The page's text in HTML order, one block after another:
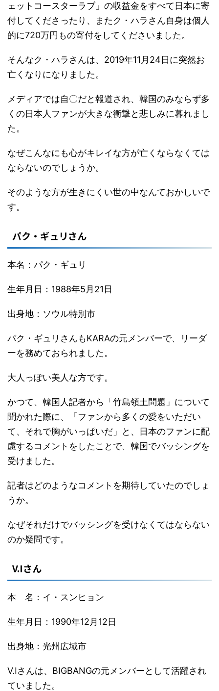
ェットコースターラブ」の収益金をすべて日本に寄
付してくださったり、またク・ハラさん自身は個人
的に720万円もの寄付をしてくださいました。
そんなク・ハラさんは、2019年11月24日に突然お
亡くなりになりました。
メディアでは自〇だと報道され、韓国のみならず多
くの日本人ファンが大きな衝撃と悲しみに暮れまし
た。
なぜこんなにも心がキレイな方が亡くならなくては
ならないのでしょうか。
そのような方が生きにくい世の中なんておかしいで
す。
パク・ギュリさん
本名：パク・ギュリ
生年月日：1988年5月21日
出身地：ソウル特別市
パク・ギュリさんもKARAの元メンバーで、リーダ
ーを務めておられました。
大人っぽい美人な方です。
かつて、韓国人記者から「竹島領土問題」について
聞かれた際に、「ファンから多くの愛をいただい
て、それで胸がいっぱいだ」と、日本のファンに配
慮するコメントをしたことで、韓国でバッシングを
受けました。
記者はどのようなコメントを期待していたのでしょ
うか。
なぜそれだけでバッシングを受けなくてはならない
のか疑問です。
V.Iさん
本 名：イ・スンヒョン
生年月日：1990年12月12日
出身地：光州広域市
V.Iさんは、BIGBANGの元メンバーとして活躍され
ていました。